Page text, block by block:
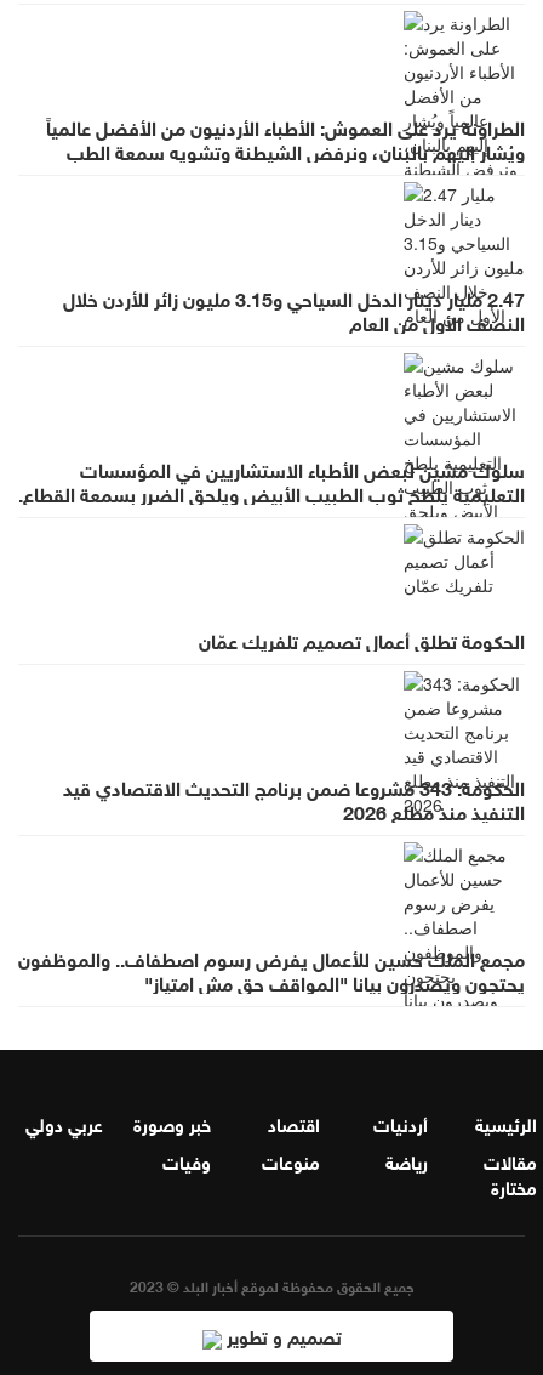
الطراونة يرد على العموش: الأطباء الأردنيون من الأفضل عالمياً
ويُشار إليهم بالبنان، ونرفض الشيطنة وتشويه سمعة الطب
بالعموميات
2.47 مليار دينار الدخل السياحي و3.15 مليون زائر للأردن خلال
النصف الأول من العام
سلوك مشين لبعض الأطباء الاستشاريين في المؤسسات
التعليمية يلطخ ثوب الطبيب الأبيض ويلحق الضرر بسمعة القطاع.
الحكومة تطلق أعمال تصميم تلفريك عمّان
الحكومة: 343 مشروعا ضمن برنامج التحديث الاقتصادي قيد
التنفيذ منذ مطلع 2026
مجمع الملك حسين للأعمال يفرض رسوم اصطفاف.. والموظفون
يحتجون ويصدرون بيانا "المواقف حق مش امتياز"
الرئيسية أردنيات اقتصاد خبر وصورة
عربي دولي
مقالات
مختارة
رياضة منوعات وفيات
جميع الحقوق محفوظة لموقع أخبار البلد © 2023
تصميم و تطوير